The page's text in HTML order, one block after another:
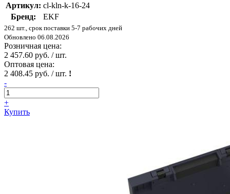
Артикул: cl-kln-k-16-24
Бренд:
EKF
262 шт., срок поставки 5-7 рабочих дней
Обновлено 06.08.2026
Розничная цена:
2 457.60 руб. / шт.
Оптовая цена:
2 408.45 руб. / шт. !
-
+
Купить